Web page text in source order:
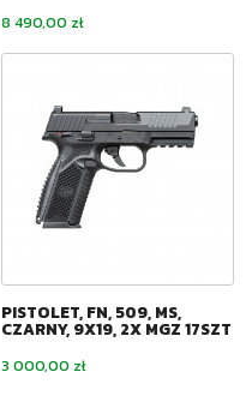
Cena
8 490,00 zł
PISTOLET, FN, 509, MS,
CZARNY, 9X19, 2X MGZ 17SZT
Cena
3 000,00 zł